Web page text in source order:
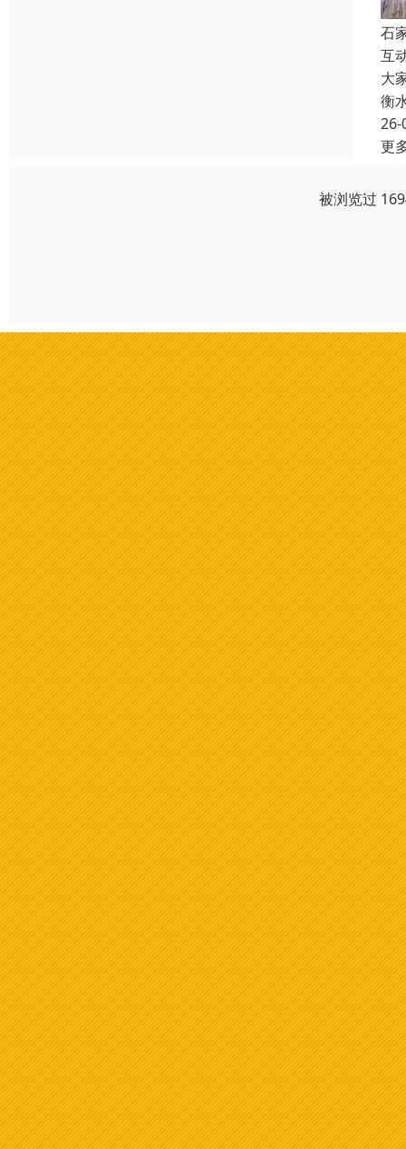
石
互
大
衡
26-
更
被浏览过